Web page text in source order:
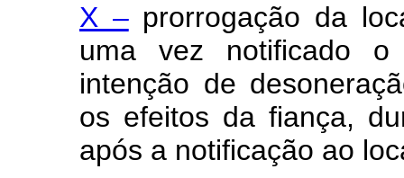
X –prorrogação da
uma vez notificado
intenção de
os efeitos da fiança,
após a notificação ao